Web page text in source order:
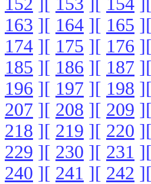
163 ][ 164 ][ 165 ][
174 ][ 175 ][ 176 ][
185 ][ 186 ][ 187 ][
196 ][ 197 ][ 198 ][
207 ][ 208 ][ 209 ][
218 ][ 219 ][ 220 ][
229 ][ 230 ][ 231 ][
240 ][ 241 ][ 242 ][